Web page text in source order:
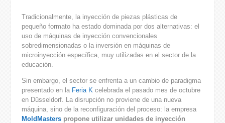
Tradicionalmente, la inyección de piezas plásticas de
pequeño formato ha estado dominada por dos alternativas: el
uso de máquinas de inyección convencionales
sobredimensionadas o la inversión en máquinas de
microinyección específica, muy utilizadas en el sector de la
educación.
Sin embargo, el sector se enfrenta a un cambio de paradigma
presentado en la Feria K celebrada el pasado mes de octubre
en Düsseldorf. La disrupción no proviene de una nueva
máquina, sino de la reconfiguración del proceso: la empresa
MoldMasterspropone utilizar unidades de inyección